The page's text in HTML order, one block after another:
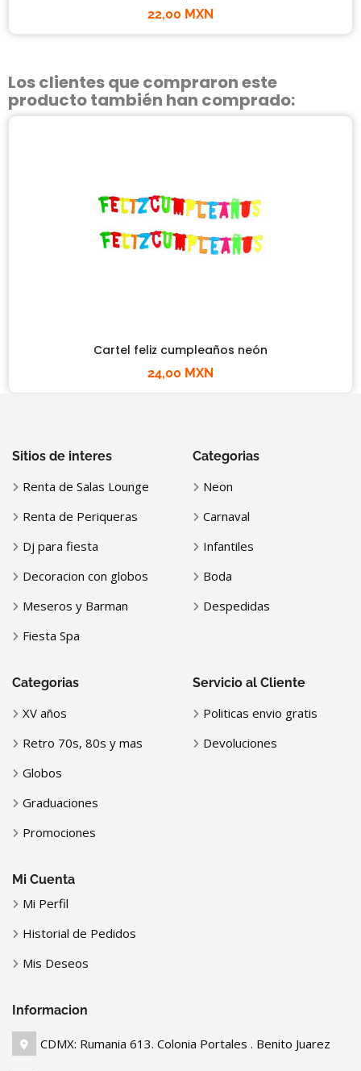
22,00 MXN
Los clientes que compraron este
producto también han comprado:
Cartel feliz cumpleaños neón
24,00 MXN
Sitios de interes
Renta de Salas Lounge
Renta de Periqueras
Dj para fiesta
Decoracion con globos
Meseros y Barman
Fiesta Spa
Categorias
Neon
Carnaval
Infantiles
Boda
Despedidas
Categorias
XV años
Retro 70s, 80s y mas
Globos
Graduaciones
Promociones
Servicio al Cliente
Politicas envio gratis
Devoluciones
Mi Cuenta
Mi Perfil
Historial de Pedidos
Mis Deseos
Informacion
CDMX: Rumania 613. Colonia Portales . Benito Juarez